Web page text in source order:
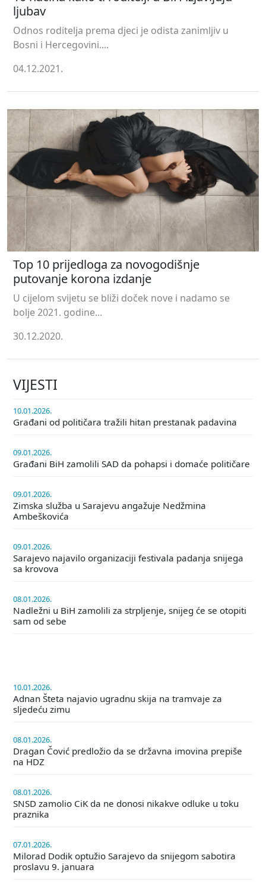
ljubav
Odnos roditelja prema djeci je odista zanimljiv u
Bosni i Hercegovini....
04.12.2021.
Top 10 prijedloga za novogodišnje
putovanje korona izdanje
U cijelom svijetu se bliži doček nove i nadamo se
bolje 2021. godine...
30.12.2020.
VIJESTI
10.01.2026.
Građani od političara tražili hitan prestanak padavina
09.01.2026.
Građani BiH zamolili SAD da pohapsi i domaće političare
09.01.2026.
Zimska služba u Sarajevu angažuje Nedžmina
Ambeškovića
09.01.2026.
Sarajevo najavilo organizaciji festivala padanja snijega
sa krovova
08.01.2026.
Nadležni u BiH zamolili za strpljenje, snijeg će se otopiti
sam od sebe
10.01.2026.
Adnan Šteta najavio ugradnu skija na tramvaje za
sljedeću zimu
08.01.2026.
Dragan Čović predložio da se državna imovina prepiše
na HDZ
08.01.2026.
SNSD zamolio CiK da ne donosi nikakve odluke u toku
praznika
07.01.2026.
Milorad Dodik optužio Sarajevo da snijegom sabotira
proslavu 9. januara